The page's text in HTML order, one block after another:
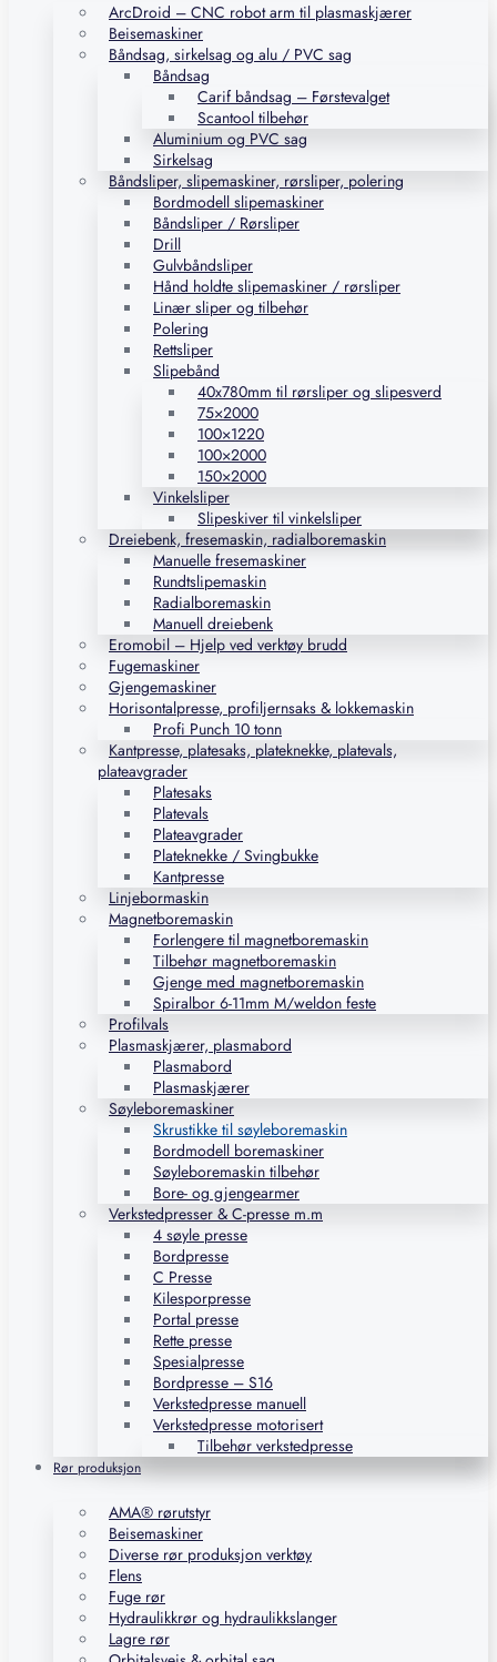
ArcDroid – CNC robot arm til plasmaskjærer
Beisemaskiner
Båndsag, sirkelsag og alu / PVC sag
Båndsag
Carif båndsag – Førstevalget
Scantool tilbehør
Aluminium og PVC sag
Sirkelsag
Båndsliper, slipemaskiner, rørsliper, polering
Bordmodell slipemaskiner
Båndsliper / Rørsliper
Drill
Gulvbåndsliper
Hånd holdte slipemaskiner / rørsliper
Linær sliper og tilbehør
Polering
Rettsliper
Slipebånd
40x780mm til rørsliper og slipesverd
75×2000
100×1220
100×2000
150×2000
Vinkelsliper
Slipeskiver til vinkelsliper
Dreiebenk, fresemaskin, radialboremaskin
Manuelle fresemaskiner
Rundtslipemaskin
Radialboremaskin
Manuell dreiebenk
Eromobil – Hjelp ved verktøy brudd
Fugemaskiner
Gjengemaskiner
Horisontalpresse, profiljernsaks & lokkemaskin
Profi Punch 10 tonn
Kantpresse, platesaks, plateknekke, platevals,
plateavgrader
Platesaks
Platevals
Plateavgrader
Plateknekke / Svingbukke
Kantpresse
Linjebormaskin
Magnetboremaskin
Forlengere til magnetboremaskin
Tilbehør magnetboremaskin
Gjenge med magnetboremaskin
Spiralbor 6-11mm M/weldon feste
Profilvals
Plasmaskjærer, plasmabord
Plasmabord
Plasmaskjærer
Søyleboremaskiner
Skrustikke til søyleboremaskin
Bordmodell boremaskiner
Søyleboremaskin tilbehør
Bore- og gjengearmer
Verkstedpresser & C-presse m.m
4 søyle presse
Bordpresse
C Presse
Kilesporpresse
Portal presse
Rette presse
Spesialpresse
Bordpresse – S16
Verkstedpresse manuell
Verkstedpresse motorisert
Tilbehør verkstedpresse
Rør produksjon
AMA® rørutstyr
Beisemaskiner
Diverse rør produksjon verktøy
Flens
Fuge rør
Hydraulikkrør og hydraulikkslanger
Lagre rør